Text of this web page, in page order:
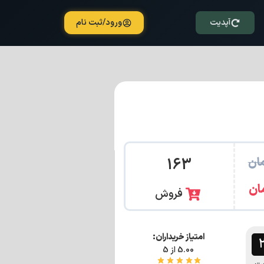
آپدیت ورود/ثبت نام
163
فروش
امتیاز خریداران:
5.00 از 5